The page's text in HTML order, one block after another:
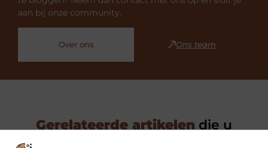
aan bij onze community.
Over ons Ons team
Gerelateerde artikelen die u